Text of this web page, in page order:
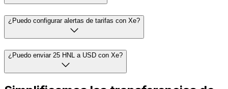
¿Puedo configurar alertas de tarifas con Xe?
¿Puedo enviar 25 HNL a USD con Xe?